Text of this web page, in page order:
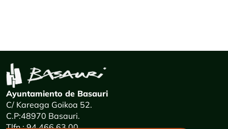
Ayuntamiento de Basauri
C/ Kareaga Goikoa 52.
C.P:48970 Basauri.
Tlfn.: 94 466 63 00